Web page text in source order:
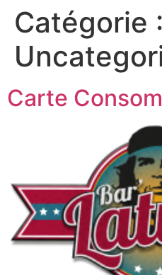
Catégorie :
Carte